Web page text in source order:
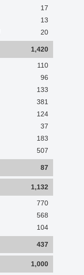
17
13
20
1,420
110
96
133
381
124
37
183
507
87
1,132
770
568
104
437
1,000